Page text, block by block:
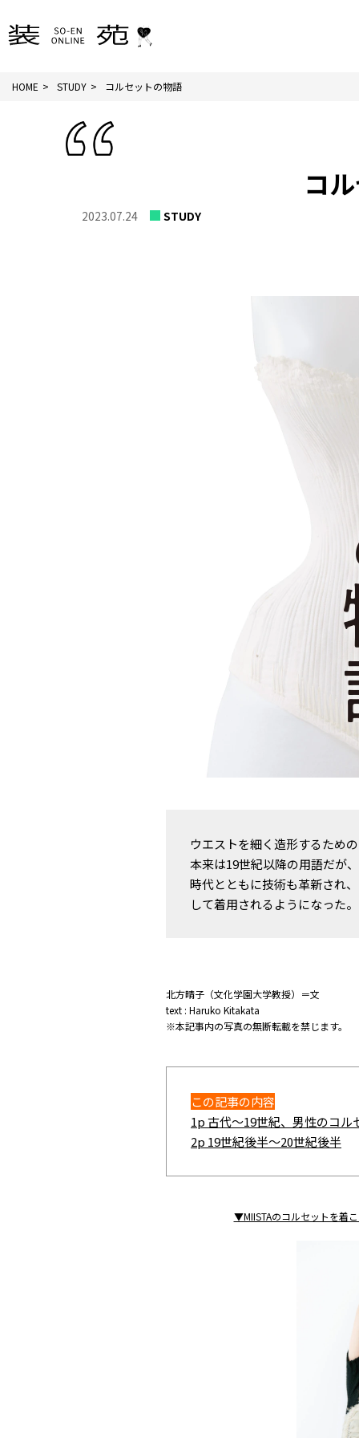
HOME STUDY コルセットの物語
コ
2023.07.24 STUDY
ウエストを細く造形するため
本来は19世紀以降の用語だが
時代とともに技術も革新され
して着用されるようになった
北方晴子（文化学園大学教授）＝文
text : Haruko Kitakata
※本記事内の写真の無断転載を禁じます。
この記事の内容
1p 古代～19世紀、男性のコル
2p 19世紀後半～20世紀後半
▼MIISTAのコルセットを着